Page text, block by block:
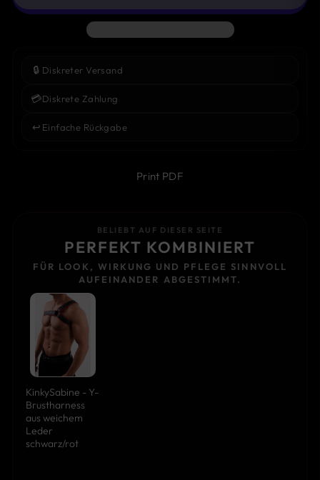
🔒 Diskreter Versand
💳Diskrete Zahlung
↩️ Einfache Rückgabe
Print PDF
BELIEBT AUF DIESER SEITE
PERFEKT KOMBINIERT
FÜR LOOK, WIRKUNG UND PFLEGE SINNVOLL
AUFEINANDER ABGESTIMMT.
KinkySabine - Y-
Brustharness
aus weichem
Leder
schwarz/rot